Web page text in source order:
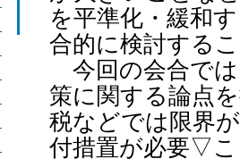
を平準化・緩和
合的に検討する
今回の会合では
策に関する論点
税などでは限界
付措置が必要▽